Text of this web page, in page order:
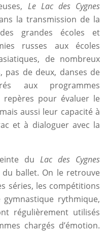
Le Lac des Cygnes
la transmission de la
grandes écoles et
russes aux écoles
de nombreux
de deux, danses de
aux programmes
repères pour évaluer le
aussi leur capacité à
et à dialoguer avec la
du Lac des Cygnes
ballet. On le retrouve
séries, les compétitions
rythmique,
régulièrement utilisés
chargés d’émotion.